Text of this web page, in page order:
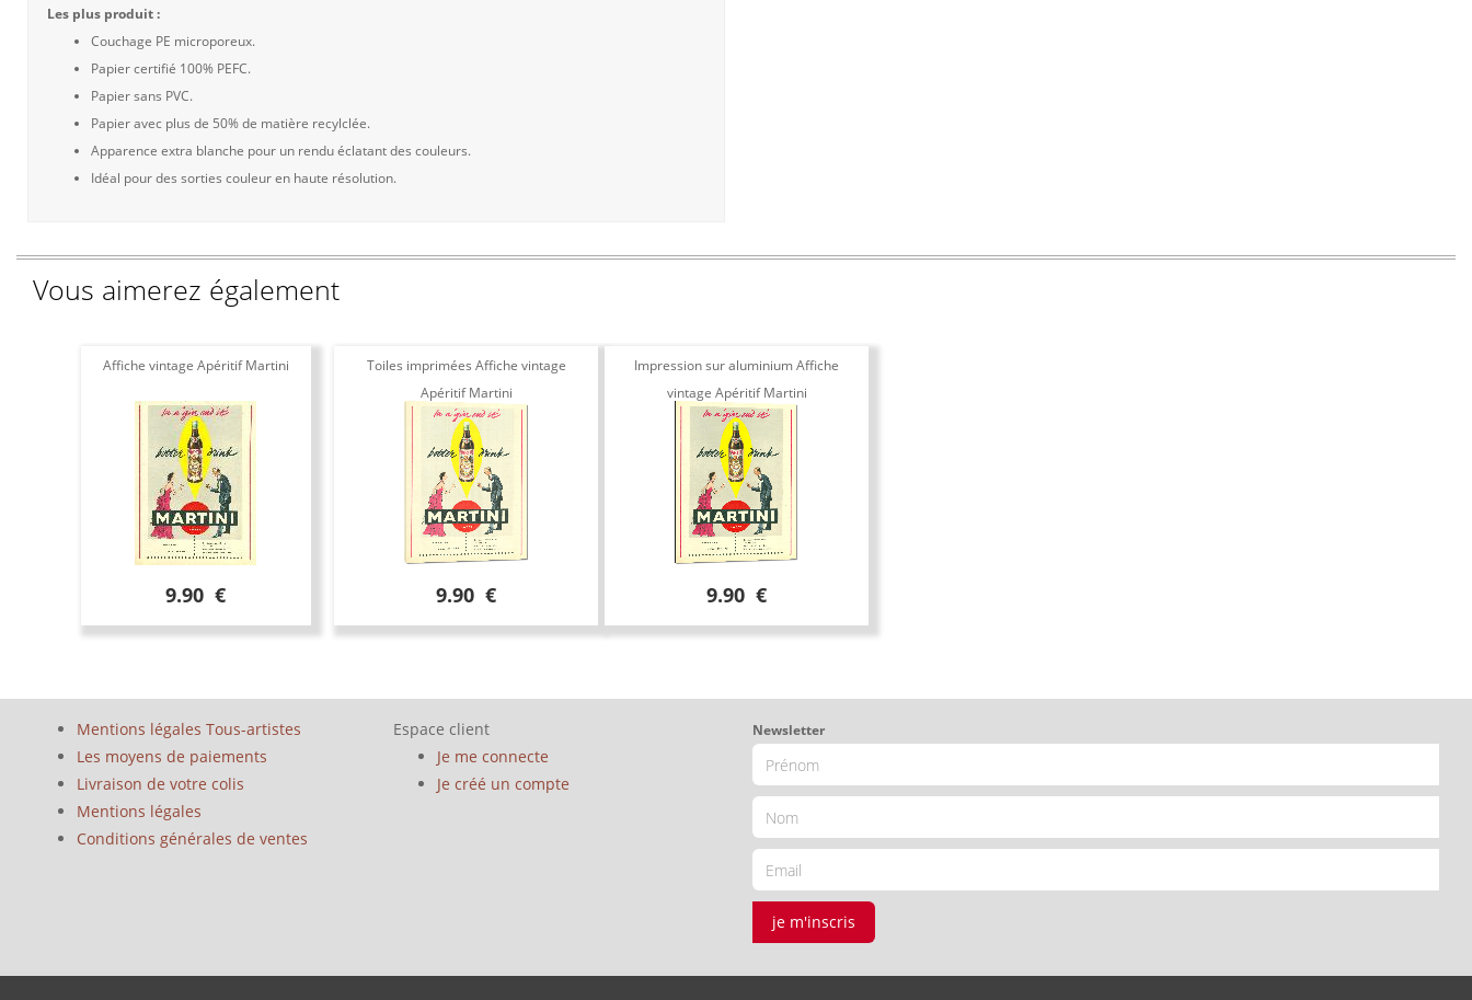
Les plus produit :
Couchage PE microporeux.
Papier certifié 100% PEFC.
Papier sans PVC.
Papier avec plus de 50% de matière recylclée.
Apparence extra blanche pour un rendu éclatant des couleurs.
Idéal pour des sorties couleur en haute résolution.
Vous aimerez également
Affiche vintage Apéritif Martini
9.90 €
Toiles imprimées Affiche vintage
Apéritif Martini
9.90 €
Impression sur aluminium Affiche
vintage Apéritif Martini
9.90 €
Mentions légales Tous-artistes
Les moyens de paiements
Livraison de votre colis
Mentions légales
Conditions générales de ventes
Espace client
Je me connecte
Je créé un compte
Newsletter
je m'inscris